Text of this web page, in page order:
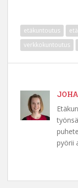
etäkuntoutus
verkkokuntoutus
pyörii